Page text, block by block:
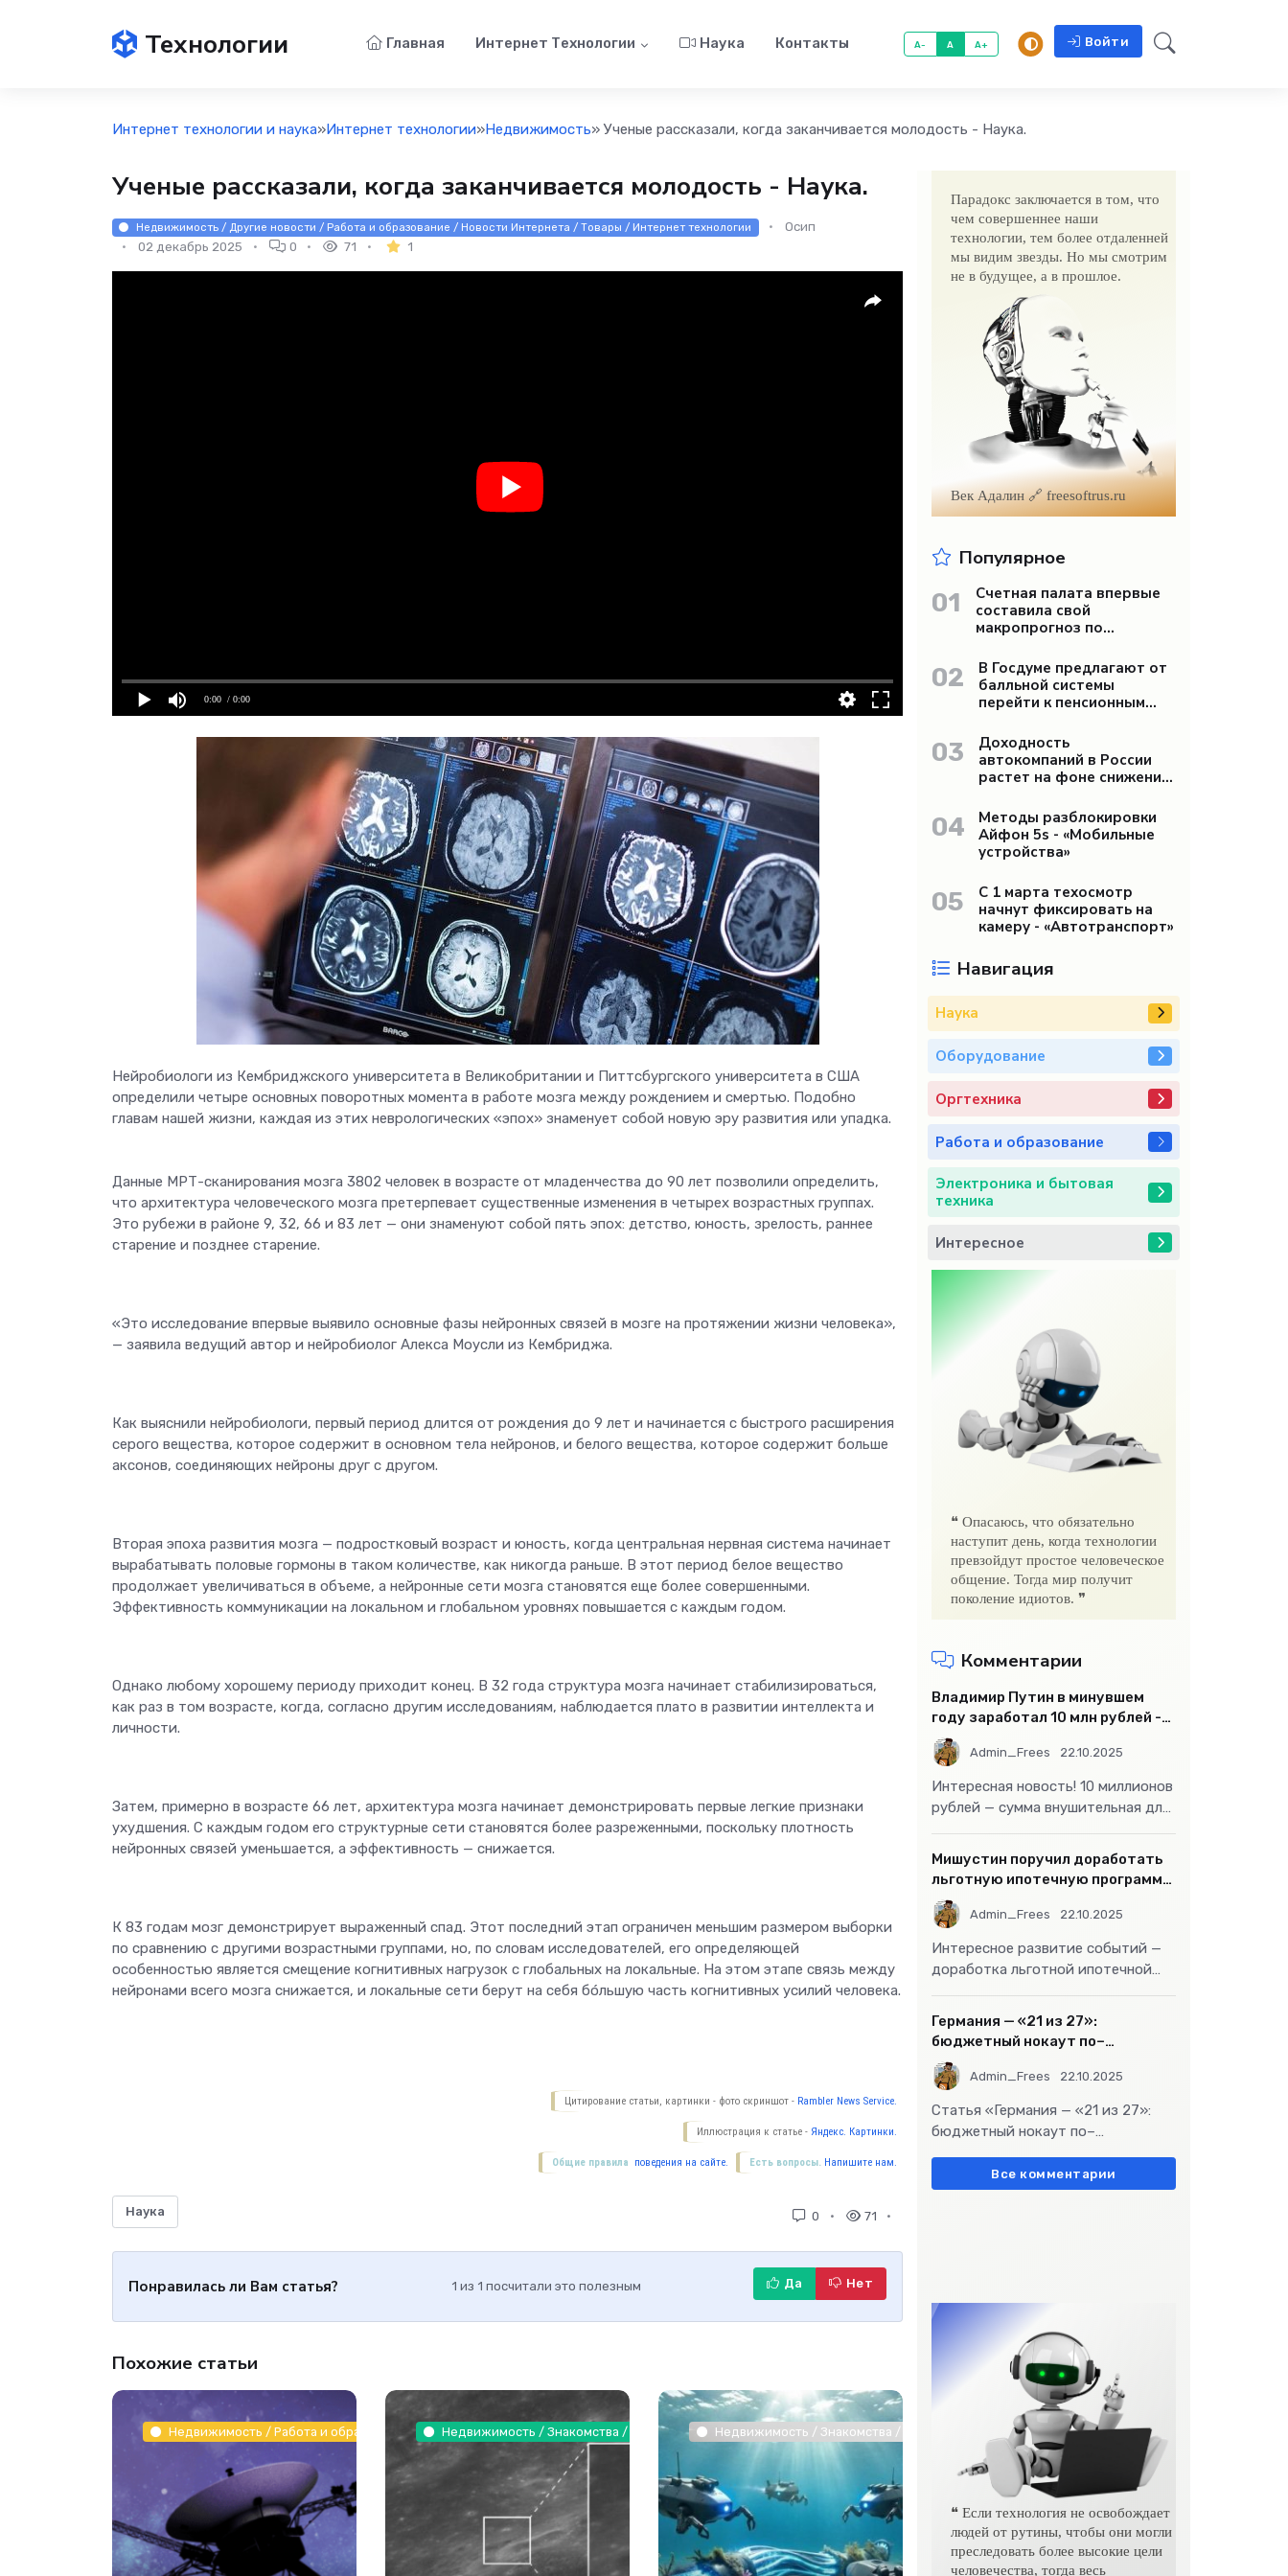
Технологии Главная Интернет Технологии Наука Контакты A- A A+ Войти
Интернет технологии и наука»Интернет технологии»Недвижимость» Ученые рассказали, когда заканчивается молодость - Наука.
Ученые рассказали, когда заканчивается молодость - Наука.
Недвижимость / Другие новости / Работа и образование / Новости Интернета / Товары / Интернет технологии
Осип
02 декабрь 2025
0 71 1
0:00 / 0:00
Нейробиологи из Кембриджского университета в Великобритании и Питтсбургского университета в США
определили четыре основных поворотных момента в работе мозга между рождением и смертью. Подобно
главам нашей жизни, каждая из этих неврологических «эпох» знаменует собой новую эру развития или упадка.
Данные МРТ-сканирования мозга 3802 человек в возрасте от младенчества до 90 лет позволили определить,
что архитектура человеческого мозга претерпевает существенные изменения в четырех возрастных группах.
Это рубежи в районе 9, 32, 66 и 83 лет — они знаменуют собой пять эпох: детство, юность, зрелость, раннее
старение и позднее старение.
«Это исследование впервые выявило основные фазы нейронных связей в мозге на протяжении жизни человека»,
— заявила ведущий автор и нейробиолог Алекса Моусли из Кембриджа.
Как выяснили нейробиологи, первый период длится от рождения до 9 лет и начинается с быстрого расширения
серого вещества, которое содержит в основном тела нейронов, и белого вещества, которое содержит больше
аксонов, соединяющих нейроны друг с другом.
Вторая эпоха развития мозга — подростковый возраст и юность, когда центральная нервная система начинает
вырабатывать половые гормоны в таком количестве, как никогда раньше. В этот период белое вещество
продолжает увеличиваться в объеме, а нейронные сети мозга становятся еще более совершенными.
Эффективность коммуникации на локальном и глобальном уровнях повышается с каждым годом.
Однако любому хорошему периоду приходит конец. В 32 года структура мозга начинает стабилизироваться,
как раз в том возрасте, когда, согласно другим исследованиям, наблюдается плато в развитии интеллекта и
личности.
Затем, примерно в возрасте 66 лет, архитектура мозга начинает демонстрировать первые легкие признаки
ухудшения. С каждым годом его структурные сети становятся более разреженными, поскольку плотность
нейронных связей уменьшается, а эффективность — снижается.
К 83 годам мозг демонстрирует выраженный спад. Этот последний этап ограничен меньшим размером выборки
по сравнению с другими возрастными группами, но, по словам исследователей, его определяющей
особенностью является смещение когнитивных нагрузок с глобальных на локальные. На этом этапе связь между
нейронами всего мозга снижается, и локальные сети берут на себя бо́льшую часть когнитивных усилий человека.
Цитирование статьи, картинки - фото скриншот - Rambler News Service.
Иллюстрация к статье - Яндекс. Картинки.
Есть вопросы. Напишите нам.
Общие правила поведения на сайте.
Наука 0 71
Понравилась ли Вам статья? 1 из 1 посчитали это полезным Да Нет
Похожие статьи
Недвижимость / Работа и образование / Знакомства / Бизнес / Другие новости / Оборудование / Интернет технологии
Недвижимость / Знакомства / Товары / Интернет технологииНедвижимость / Знакомства / СТАТЬИ / Животные и растения / Работа и образование /
Парадокс заключается в том, что
чем совершеннее наши
технологии, тем более отдаленней
мы видим звезды. Но мы смотрим
не в будущее, а в прошлое.
Век Адалин 🔗 freesoftrus.ru
Популярное
01
Счетная палата впервые
составила свой
макропрогноз по
«Бизнес»
02
В Госдуме предлагают от
балльной системы
перейти к пенсионным
03
Доходность
автокомпаний в России
растет на фоне снижения
04
Методы разблокировки
Айфон 5s - «Мобильные
устройства»
05
С 1 марта техосмотр
начнут фиксировать на
камеру - «Автотранспорт»
Навигация
Наука
Оборудование
Оргтехника
Работа и образование
Электроника и бытовая
техника
Интересное
❝ Опасаюсь, что обязательно
наступит день, когда технологии
превзойдут простое человеческое
общение. Тогда мир получит
поколение идиотов. ❞
Комментарии
Владимир Путин в минувшем
году заработал 10 млн рублей -
«Бизнес»
Admin_Frees 22.10.2025
Интересная новость! 10 миллионов
рублей — сумма внушительная для
не
Мишустин поручил доработать
льготную ипотечную программу
- «Бизнес»
Admin_Frees 22.10.2025
Интересное развитие событий —
доработка льготной ипотечной
стать
Германия — «21 из 27»:
бюджетный нокаут по–
европейски
Admin_Frees 22.10.2025
Статья «Германия — «21 из 27»:
бюджетный нокаут по–
подчеркивает остроту
Все комментарии
❝ Если технология не освобождает
людей от рутины, чтобы они могли
преследовать более высокие цели
человечества, тогда весь